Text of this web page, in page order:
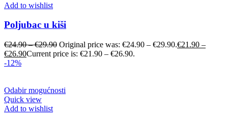
Add to wishlist
Poljubac u kiši
€24.90–€29.90 Original price was: €24.90 – €29.90.€21.90 –
€26.90Current price is: €21.90 – €26.90.
-12%
Odabir mogućnosti
Quick view
Add to wishlist